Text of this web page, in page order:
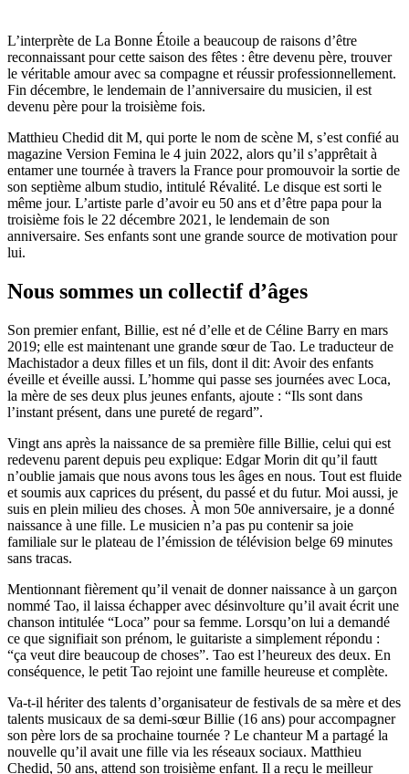
L’interprète de La Bonne Étoile a beaucoup de raisons d’être
reconnaissant pour cette saison des fêtes : être devenu père, trouver
le véritable amour avec sa compagne et réussir professionnellement.
Fin décembre, le lendemain de l’anniversaire du musicien, il est
devenu père pour la troisième fois.
Matthieu Chedid dit M, qui porte le nom de scène M, s’est confié au
magazine Version Femina le 4 juin 2022, alors qu’il s’apprêtait à
entamer une tournée à travers la France pour promouvoir la sortie de
son septième album studio, intitulé Révalité. Le disque est sorti le
même jour. L’artiste parle d’avoir eu 50 ans et d’être papa pour la
troisième fois le 22 décembre 2021, le lendemain de son
anniversaire. Ses enfants sont une grande source de motivation pour
lui.
Nous sommes un collectif d’âges
Son premier enfant, Billie, est né d’elle et de Céline Barry en mars
2019; elle est maintenant une grande sœur de Tao. Le traducteur de
Machistador a deux filles et un fils, dont il dit: Avoir des enfants
éveille et éveille aussi. L’homme qui passe ses journées avec Loca,
la mère de ses deux plus jeunes enfants, ajoute : “Ils sont dans
l’instant présent, dans une pureté de regard”.
Vingt ans après la naissance de sa première fille Billie, celui qui est
redevenu parent depuis peu explique: Edgar Morin dit qu’il fautt
n’oublie jamais que nous avons tous les âges en nous. Tout est fluide
et soumis aux caprices du présent, du passé et du futur. Moi aussi, je
suis en plein milieu des choses. À mon 50e anniversaire, je a donné
naissance à une fille. Le musicien n’a pas pu contenir sa joie
familiale sur le plateau de l’émission de télévision belge 69 minutes
sans tracas.
Mentionnant fièrement qu’il venait de donner naissance à un garçon
nommé Tao, il laissa échapper avec désinvolture qu’il avait écrit une
chanson intitulée “Loca” pour sa femme. Lorsqu’on lui a demandé
ce que signifiait son prénom, le guitariste a simplement répondu :
“ça veut dire beaucoup de choses”. Tao est l’heureux des deux. En
conséquence, le petit Tao rejoint une famille heureuse et complète.
Va-t-il hériter des talents d’organisateur de festivals de sa mère et des
talents musicaux de sa demi-sœur Billie (16 ans) pour accompagner
son père lors de sa prochaine tournée ? Le chanteur M a partagé la
nouvelle qu’il avait une fille via les réseaux sociaux. Matthieu
Chedid, 50 ans, attend son troisième enfant. Il a reçu le meilleur